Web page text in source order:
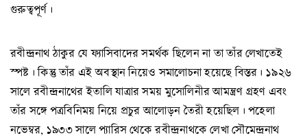
গুরুত্বপূর্ণ।
রবীন্দ্রনাথ ঠাকুর যে ফ্যাসিবাদের সমর্থক ছিলেন না তা তাঁর লেখাতেই
স্পষ্ট। কিন্তু তাঁর এই অবস্থান নিয়েও সমালোচনা হয়েছে বিস্তর। ১৯২৬
সালে রবীন্দ্রনাথের ইতালি যাত্রার সময় মুসোলিনীর আমন্ত্রণ গ্রহণ এবং
তাঁর সঙ্গে পত্রবিনিময় নিয়ে প্রচুর আলোড়ন তৈরী হয়েছিল। পহেলা
নভেম্বর, ১৯৩৩ সালে প্যারিস থেকে রবীন্দ্রনাথকে লেখা সৌমেন্দ্রনাথ